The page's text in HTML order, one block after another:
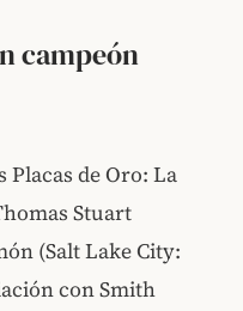
campeón
Placas de Oro: La
Stuart
(Salt Lake City:
con Smith